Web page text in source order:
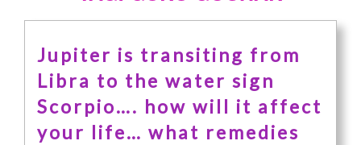
Jupiter is transiting from
Libra to the water sign
Scorpio…. how will it affect
your life… what remedies